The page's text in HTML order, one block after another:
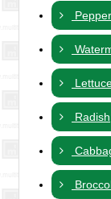
Pepper
Radish